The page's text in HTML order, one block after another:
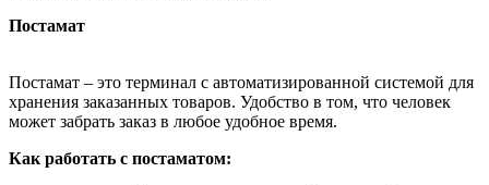
Постамат
Постамат – это терминал с автоматизированной системой для
хранения заказанных товаров. Удобство в том, что человек
может забрать заказ в любое удобное время.
Как работать с постаматом: